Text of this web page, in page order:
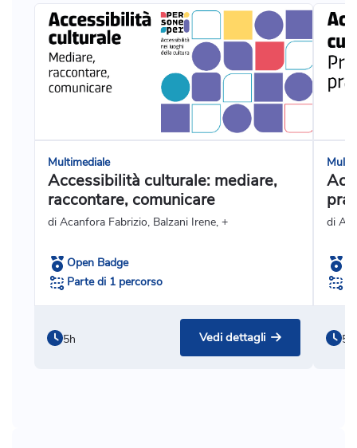
Multimediale
Accessibilità culturale: mediare,
raccontare, comunicare
di Acanfora Fabrizio, Balzani Irene, +
Open Badge
Parte di 1 percorso
5h Vedi dettagli
di
5h